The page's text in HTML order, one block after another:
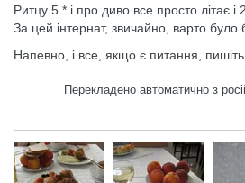
Ритцу 5 * і про диво все просто літає
За цей інтернат, звичайно, варто було
Напевно, і все, якщо є питання, пишіть
Перекладено автоматично з